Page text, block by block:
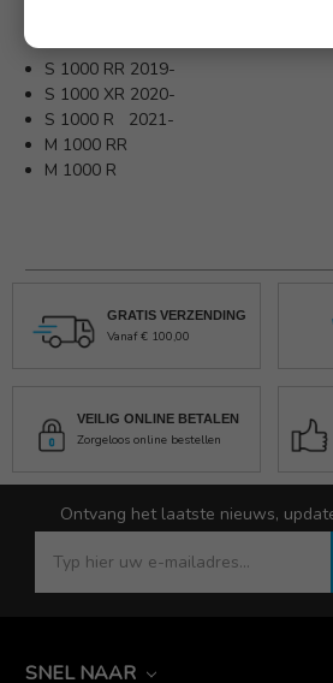
S 1000 RR 2019-
S 1000 XR 2020-
S 1000 R 2021-
M 1000 RR
M 1000 R
GRATIS VERZENDING
Vanaf € 100,00
VEILIG ONLINE BETALEN
Zorgeloos online bestellen
Ontvang het laatste nieuws,
SNEL NAAR